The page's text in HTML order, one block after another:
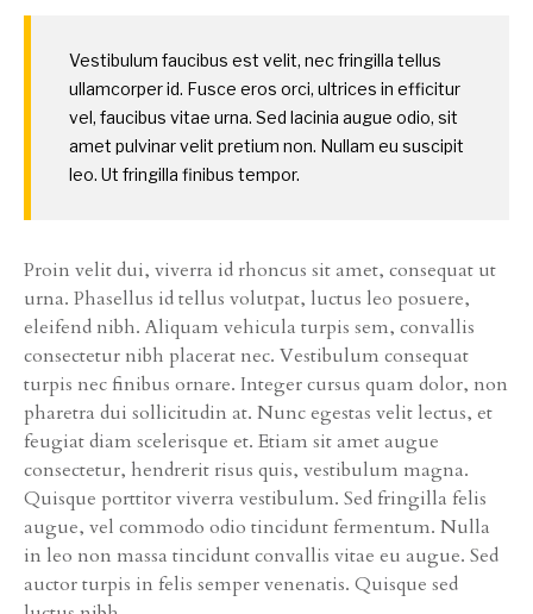
Vestibulum faucibus est velit, nec fringilla tellus
ullamcorper id. Fusce eros orci, ultrices in efficitur
vel, faucibus vitae urna. Sed lacinia augue odio, sit
amet pulvinar velit pretium non. Nullam eu suscipit
leo. Ut fringilla finibus tempor.
Proin velit dui, viverra id rhoncus sit amet, consequat ut
urna. Phasellus id tellus volutpat, luctus leo posuere,
eleifend nibh. Aliquam vehicula turpis sem, convallis
consectetur nibh placerat nec. Vestibulum consequat
turpis nec finibus ornare. Integer cursus quam dolor, non
pharetra dui sollicitudin at. Nunc egestas velit lectus, et
feugiat diam scelerisque et. Etiam sit amet augue
consectetur, hendrerit risus quis, vestibulum magna.
Quisque porttitor viverra vestibulum. Sed fringilla felis
augue, vel commodo odio tincidunt fermentum. Nulla
in leo non massa tincidunt convallis vitae eu augue. Sed
auctor turpis in felis semper venenatis. Quisque sed